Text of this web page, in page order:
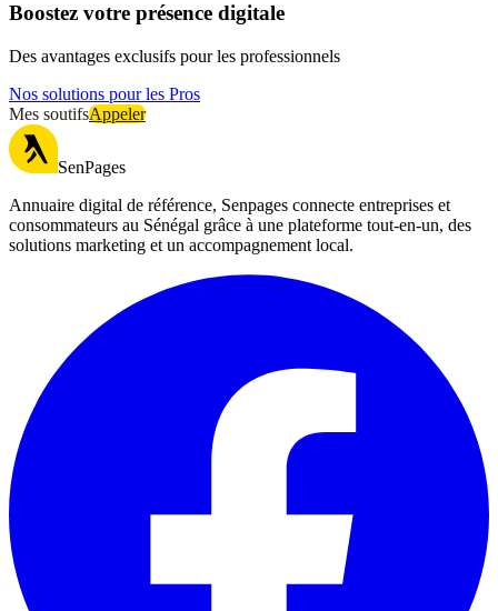
Boostez votre présence digitale
Des avantages exclusifs pour les professionnels
Nos solutions pour les Pros
Mes soutifsAppeler
SenPages
Annuaire digital de référence, Senpages connecte entreprises et
consommateurs au Sénégal grâce à une plateforme tout-en-un, des
solutions marketing et un accompagnement local.